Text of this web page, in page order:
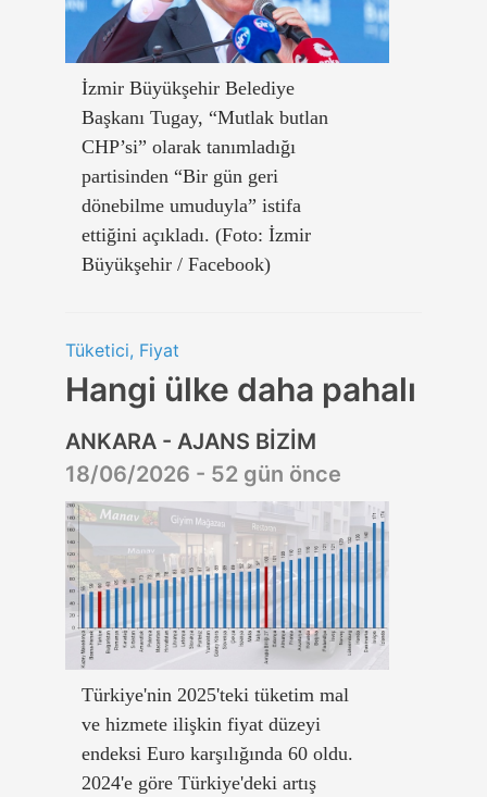
İzmir Büyükşehir Belediye
Başkanı Tugay, “Mutlak butlan
CHP’si” olarak tanımladığı
partisinden “Bir gün geri
dönebilme umuduyla” istifa
ettiğini açıkladı. (Foto: İzmir
Büyükşehir / Facebook)
Tüketici, Fiyat
Hangi ülke daha pahalı
ANKARA - AJANS BİZİM
18/06/2026 - 52 gün önce
Türkiye'nin 2025'teki tüketim mal
ve hizmete ilişkin fiyat düzeyi
endeksi Euro karşılığında 60 oldu.
2024'e göre Türkiye'deki artış